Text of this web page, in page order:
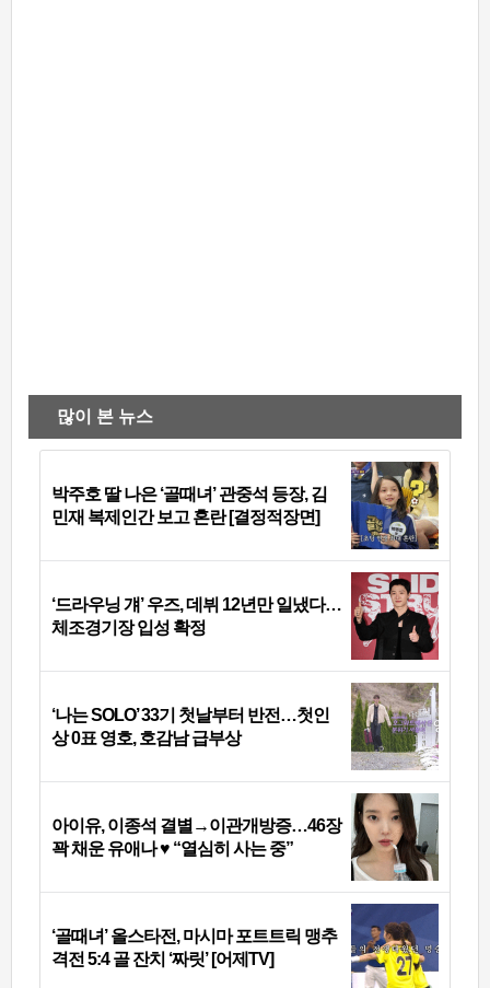
많이 본 뉴스
박주호 딸 나은 ‘골때녀’ 관중석 등장, 김
민재 복제인간 보고 혼란 [결정적장면]
‘드라우닝 걔’ 우즈, 데뷔 12년만 일냈다…
체조경기장 입성 확정
‘나는 SOLO’ 33기 첫날부터 반전…첫인
상 0표 영호, 호감남 급부상
아이유, 이종석 결별→이관개방증…46장
꽉 채운 유애나 ♥ “열심히 사는 중”
‘골때녀’ 올스타전, 마시마 포트트릭 맹추
격전 5:4 골 잔치 ‘짜릿’ [어제TV]